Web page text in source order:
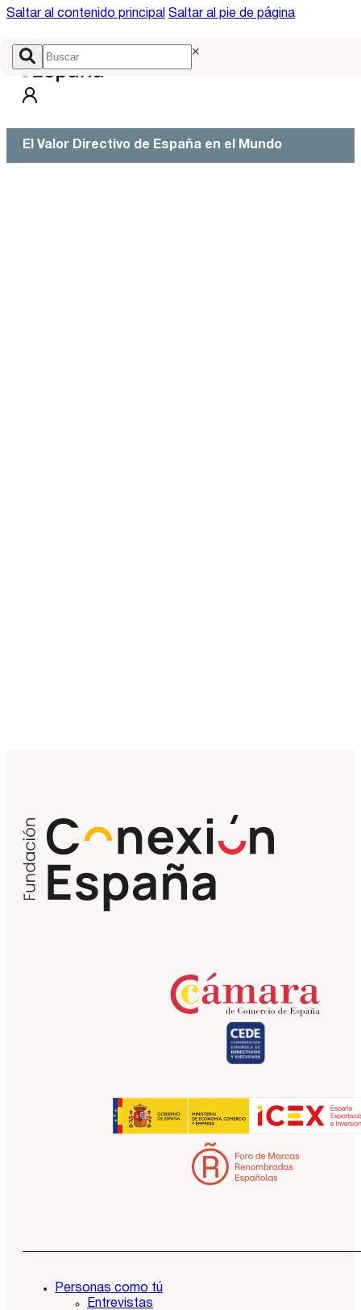
Saltar al contenido principal Saltar al pie de página
×
El Valor Directivo de España en el Mundo
Personas como tú
Entrevistas